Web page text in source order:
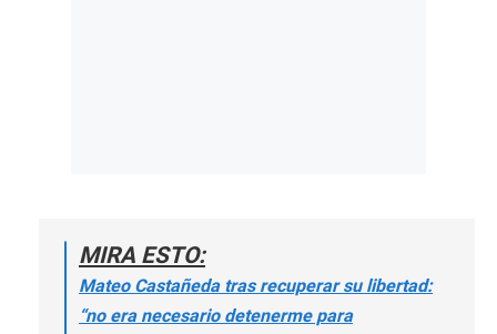
MIRA ESTO:
Mateo Castañeda tras recuperar su libertad:
“no era necesario detenerme para